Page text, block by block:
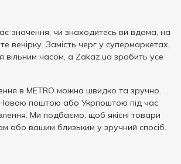
значення, чи знаходитесь ви вдома, на
вечірку. Замість черг у супермаркетах,
вільним часом, а Zakaz.ua зробить усе
в METRO можна швидко та зручно.
Новою поштою або Укрпоштою під час
Ми подбаємо, щоб якісні товари
або вашим близьким у зручний спосіб.